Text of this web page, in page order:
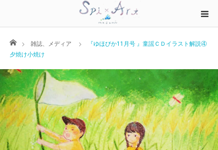
ホーム雑誌、メディア
『ゆほびか11月号 』童謡ＣＤイラスト解説④
夕焼け小焼け